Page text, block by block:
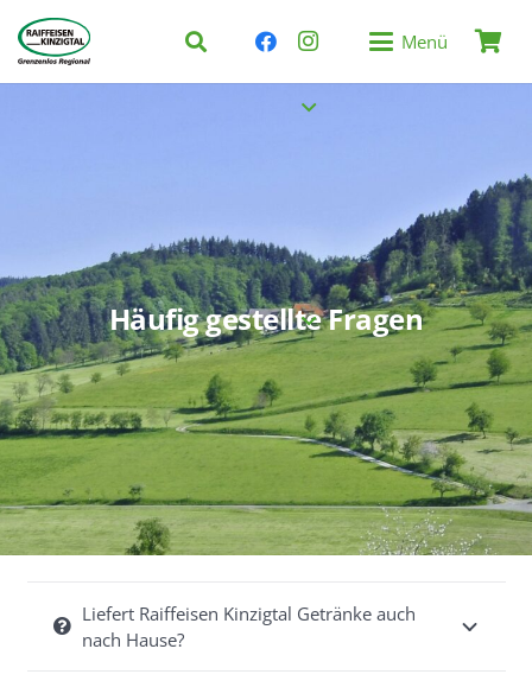
Menü
Häufig gestellte Fragen
Liefert Raiffeisen Kinzigtal Getränke auch
nach Hause?